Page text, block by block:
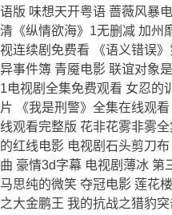
语版 味想天开粤语 蔷薇风暴
清《纵情欲海》1无删减 加州
视连续剧免费看 《语义错误
异事件簿 青魇电影 联谊对象
1电视剧全集免费观看 女忍的
片 《我是刑警》全集在线观
线观看完整版 花非花雾非雾
的红线电影 电视剧石头剪刀
曲 豪情3d字幕 电视剧薄冰 第
马思纯的微笑 夺冠电影 莲花
之大金鹏王 我的抗战之猎豹